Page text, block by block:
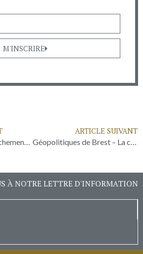
M'INSCRIRE
Jusqu’où ira le rapprochement Pékin-Ankara ?
ARTICLE SUIVANT
Géopolitiques de Brest – La criminalité organisée
À NOTRE LETTRE D'INFORMATION